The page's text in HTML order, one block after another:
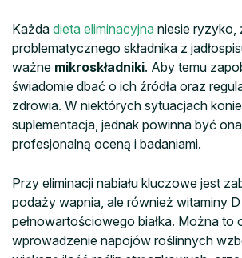
Każda dieta eliminacyjna niesie ryzyko,
problematycznego składnika z
ważne mikroskładniki. Aby temu
świadomie dbać o ich źródła oraz
zdrowia. W niektórych sytuacjach
suplementacja, jednak powinna być
profesjonalną oceną i badaniami.
Przy eliminacji nabiału kluczowe jest
podaży wapnia, ale również witaminy
pełnowartościowego białka. Można to
wprowadzenie napojów roślinnych